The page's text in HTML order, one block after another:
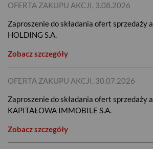
OFERTA ZAKUPU AKCJI, 3.08.2026
Zaproszenie do składania ofert sprzedaży
HOLDING S.A.
Zobacz szczegóły
OFERTA ZAKUPU AKCJI, 30.07.2026
Zaproszenie do składania ofert sprzedaży
KAPITAŁOWA IMMOBILE S.A.
Zobacz szczegóły